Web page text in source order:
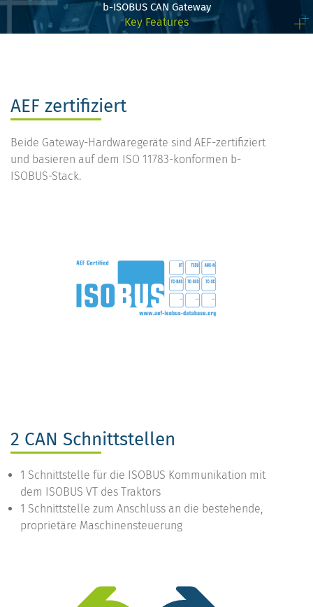
b-ISOBUS CAN Gateway
Key Features
AEF zertifiziert
Beide Gateway-Hardwaregeräte sind AEF-zertifiziert
und basieren auf dem ISO 11783-konformen b-
ISOBUS-Stack.
2 CAN Schnittstellen
1 Schnittstelle für die ISOBUS Kommunikation mit
dem ISOBUS VT des Traktors
1 Schnittstelle zum Anschluss an die bestehende,
proprietäre Maschinensteuerung